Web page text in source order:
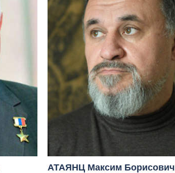
АТАЯНЦ Максим Борисович